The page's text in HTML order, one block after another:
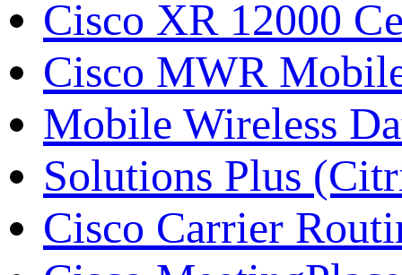
Cisco XR 12000
Cisco MWR
Mobile Wireless
Solutions Plus
Cisco Carrier